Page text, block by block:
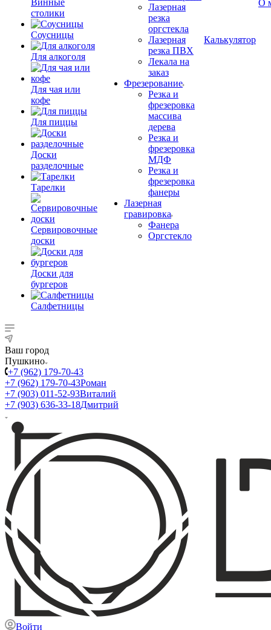
Винные
столики
Соусницы
Для алкоголя
Для чая или
кофе
Для пиццы
Доски
разделочные
Тарелки
Сервировочные
доски
Доски для
бургеров
Салфетницы
Лазерная
резка
оргстекла
Лазерная
резка ПВХ
Лекала на
заказ
Фрезерование
Резка и
фрезеровка
массива
дерева
Резка и
фрезеровка
МДФ
Резка и
фрезеровка
фанеры
Лазерная
гравировка
Фанера
Орг­стек­ло
Калькулятор
О
Ваш город
Пушкино
+7 (962) 179-70-43
+7 (962) 179-70-43Роман
+7 (903) 011-52-93Виталий
+7 (903) 636-33-18Дмитрий
Войти